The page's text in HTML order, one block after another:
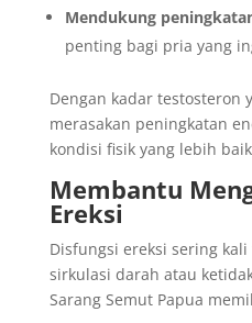
Mendukung
penting bagi pria yang
Dengan kadar testosteron
merasakan peningkatan
kondisi fisik yang lebih
Membantu
Ereksi
Disfungsi ereksi sering
sirkulasi darah atau
Sarang Semut Papua